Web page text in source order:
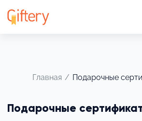
Главная / Подарочные
Подарочные